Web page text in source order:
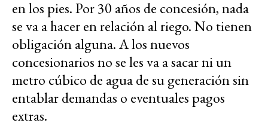
en los pies. Por 30 años de concesión, nada
se va a hacer en relación al riego. No tienen
obligación alguna. A los nuevos
concesionarios no se les va a sacar ni un
metro cúbico de agua de su generación sin
entablar demandas o eventuales pagos
extras.